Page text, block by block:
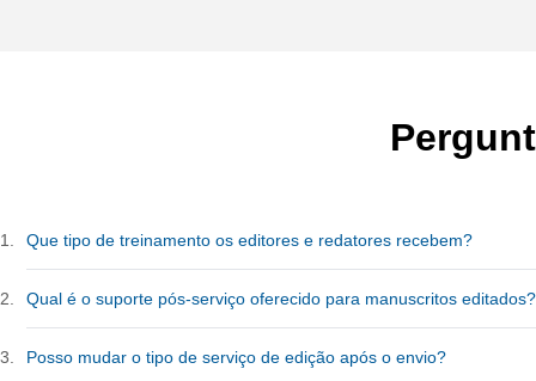
1. Que tipo de treinamento os editores e redatores recebem?
programas personalizados. Nossos redatores médicos recebem
gramática, pontuação e estilo de inglês americano e britânico.
2. Qual é o suporte pós-serviço oferecido para manuscritos editados?
3. Posso mudar o tipo de serviço de edição após o envio?